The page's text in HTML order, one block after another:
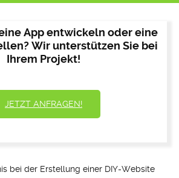
App entwickeln oder eine
Wir unterstützen Sie bei
Ihrem Projekt!
JETZT ANFRAGEN!
bei der Erstellung einer DIY-Website